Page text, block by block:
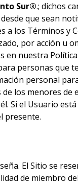
Sur®.; dichos
que sean
a los Términos y
por acción u
nuestra Política
personas que
personal
los menores de
Si el Usuario
presente.
El Sitio se
de miembro